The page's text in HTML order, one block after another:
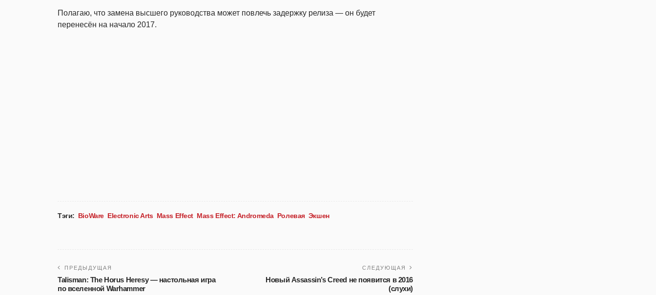
Полагаю, что замена высшего руководства может повлечь задержку релиза — он будет
перенесён на начало 2017.
Тэги: BioWare Electronic Arts Mass Effect Mass Effect: Andromeda Ролевая Экшен
ПРЕДЫДУЩАЯ
Talisman: The Horus Heresy — настольная игра
по вселенной Warhammer
СЛЕДУЮЩАЯ
Новый Assassin’s Creed не появится в 2016
(слухи)